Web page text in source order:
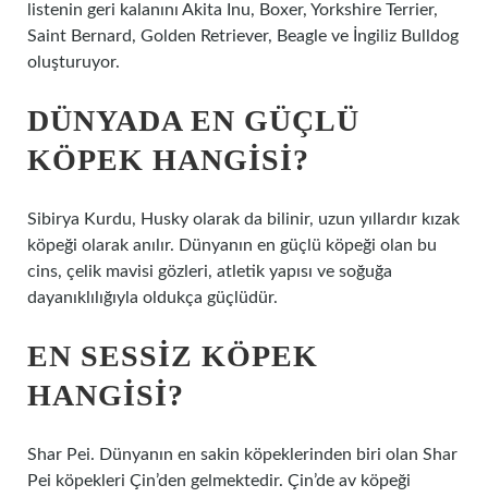
listenin geri kalanını Akita Inu, Boxer, Yorkshire Terrier,
Saint Bernard, Golden Retriever, Beagle ve İngiliz Bulldog
oluşturuyor.
DÜNYADA EN GÜÇLÜ
KÖPEK HANGISI?
Sibirya Kurdu, Husky olarak da bilinir, uzun yıllardır kızak
köpeği olarak anılır. Dünyanın en güçlü köpeği olan bu
cins, çelik mavisi gözleri, atletik yapısı ve soğuğa
dayanıklılığıyla oldukça güçlüdür.
EN SESSIZ KÖPEK
HANGISI?
Shar Pei. Dünyanın en sakin köpeklerinden biri olan Shar
Pei köpekleri Çin’den gelmektedir. Çin’de av köpeği